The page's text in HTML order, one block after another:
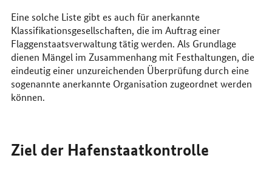
Eine solche Liste gibt es auch für anerkannte
Klassifikationsgesellschaften, die im Auftrag einer
Flaggenstaatsverwaltung tätig werden. Als Grundlage
dienen Mängel im Zusammenhang mit Festhaltungen, die
eindeutig einer unzureichenden Überprüfung durch eine
sogenannte anerkannte Organisation zugeordnet werden
können.
Ziel der Hafenstaatkontrolle